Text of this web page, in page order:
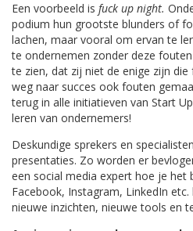
Een voorbeeld is fuck up night.
podium hun grootste blunders of
lachen, maar vooral om ervan te
te ondernemen zonder deze
te zien, dat zij niet de enige zijn
weg naar succes ook fouten
terug in alle initiatieven van Start
leren van ondernemers!
Deskundige sprekers en
presentaties. Zo worden er
een social media expert hoe je het
Facebook, Instagram, LinkedIn
nieuwe inzichten, nieuwe tools en